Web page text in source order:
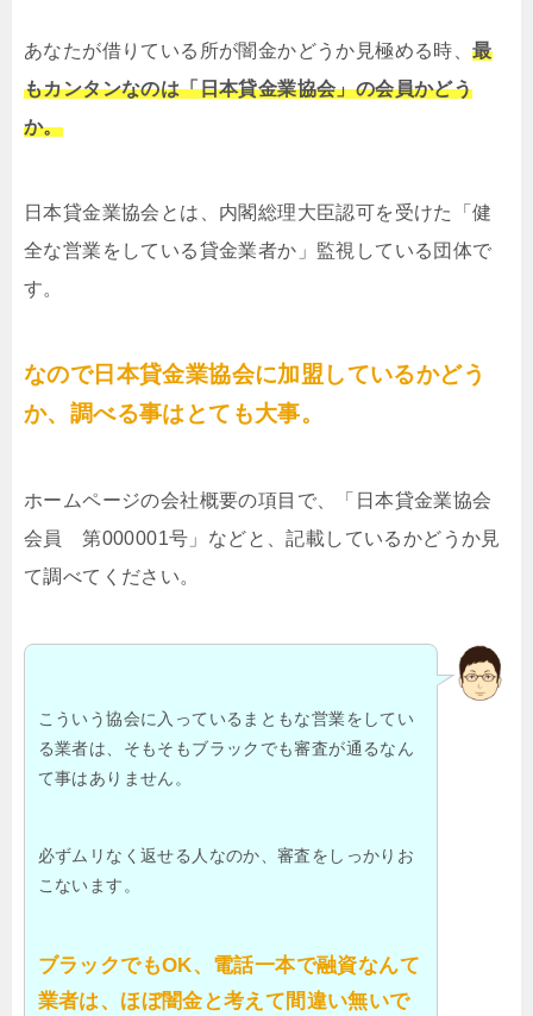
あなたが借りている所が闇金かどうか見極める時、最
もカンタンなのは「日本貸金業協会」の会員かどう
か。
日本貸金業協会とは、内閣総理大臣認可を受けた「健
全な営業をしている貸金業者か」監視している団体で
す。
なので日本貸金業協会に加盟しているかどう
か、調べる事はとても大事。
ホームページの会社概要の項目で、「日本貸金業協会
会員 第000001号」などと、記載しているかどうか見
て調べてください。
こういう協会に入っているまともな営業をしてい
る業者は、そもそもブラックでも審査が通るなん
て事はありません。
必ずムリなく返せる人なのか、審査をしっかりお
こないます。
ブラックでもOK、電話一本で融資なんて
業者は、ほぼ闇金と考えて間違い無いで